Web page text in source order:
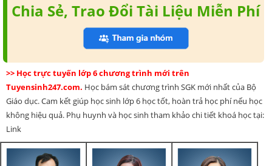
Chia Sẻ, Trao Đổi Tài Liệu Miễn Phí
>> Học trực tuyến lớp 6 chương trình mới trên
Tuyensinh247.com. Học bám sát chương trình SGK mới nhất của Bộ
Giáo dục. Cam kết giúp học sinh lớp 6 học tốt, hoàn trả học phí nếu học
không hiệu quả. Phụ huynh và học sinh tham khảo chi tiết khoá học tại:
Link